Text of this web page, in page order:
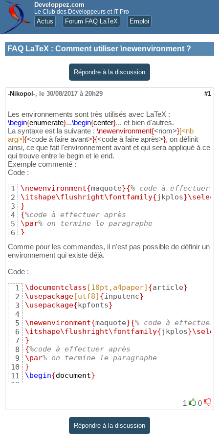
Developpez.com
Le Club des Développeurs et IT Pro
Actus Forum FAQ LaTeX Emploi
FAQ LaTeX : Comment utiliser \newenvironment ?
Répondre à la discussion
-Nikopol-, le 30/08/2017 à 20h29 #1
Les environnements sont très utilisés avec LaTeX :
\begin{enumerate}...\begin{center}... et bien d'autres.
La syntaxe est la suivante : \newenvironment{<nom>}[<nb
arg>]{<code à faire avant>}{<code à faire après>}, on définit
ainsi, ce que fait l'environnement avant et qui sera appliqué à ce
qui trouve entre le begin et le end.
Exemple commenté :
Code :
1
2
3
4
5
6
\newenvironment{maquote}{% code à effectuer
\itshape\flushright\fontfamily{jkplos}
}
{%code à effectuer après
\par% on termine le paragraphe
}
Comme pour les commandes, il n'est pas possible de définir un
environnement qui existe déjà.
Code :
1
2
3
4
5
6
7
8
9
10
11
12
15
\documentclass [10pt,a4paper] {article}
\usepackage [utf8] {inputenc}
\usepackage{ kpfonts}
\newenvironment{maquote}{% code à effectuer
\itshape\flushright\fontfamily{jkplos}
}
{%code à effectuer après
\par% on termine le paragraphe
}
\begin{document}
Heureux qui, comme Ulysse, a fait un beau
Ou comme cestui là qui conquit la toison,\\
Et puis est retourné, plein d'usage et
Vivre entre ses parents le reste de son âge
1 0
Répondre à la discussion